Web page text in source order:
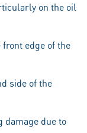
on the oil
edge of the
side of the
due to